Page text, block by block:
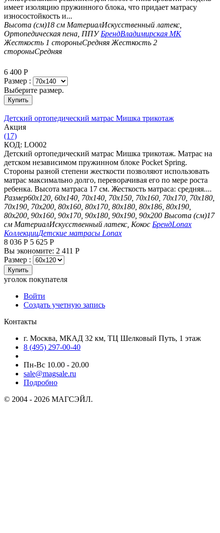
имеет изоляцию пружинного блока, что придает матрасу
износостойкость и...
Высота (см)18 см МатериалИскусственный латекс,
Ортопедическая пена, ППУ БрендВладимирская МК
Жесткость 1 стороныСредняя Жесткость 2
стороныСредняя
6 400 Р
Размер :
Выберите размер.
Купить
Детский ортопедический матрас Мишка трикотаж
Aкция
(17)
КОД: LO002
Детский ортопедический матрас Мишка трикотаж. Матрас на
детском независимом пружинном блоке Pocket Spring.
Стороны разной степени жесткости позволяют использовать
матрас максимально долго, переворачивая его по мере роста
ребенка. Высота матраса 17 см. Жесткость матраса: средняя....
Размер60х120, 60х140, 70х140, 70х150, 70х160, 70х170, 70х180,
70х190, 70х200, 80х160, 80х170, 80х180, 80х186, 80х190,
80х200, 90х160, 90х170, 90х180, 90х190, 90х200 Высота (см)17
см МатериалИскусственный латекс, Кокос БрендLonax
КоллекцииДетские матрасы Lonax
8 036 Р 5 625 Р
Вы экономите: 2 411 Р
Размер :
Купить
уголок покупателя
Войти
Создать учетную запись
Контакты
г. Москва, МКАД 32 км, ТЦ Шелковый Путь, 1 этаж
8 (495) 297-00-40
Пн-Вс 10.00 - 20.00
sale@magsale.ru
Подробно
© 2004 - 2026 МАГСЭЙЛ.